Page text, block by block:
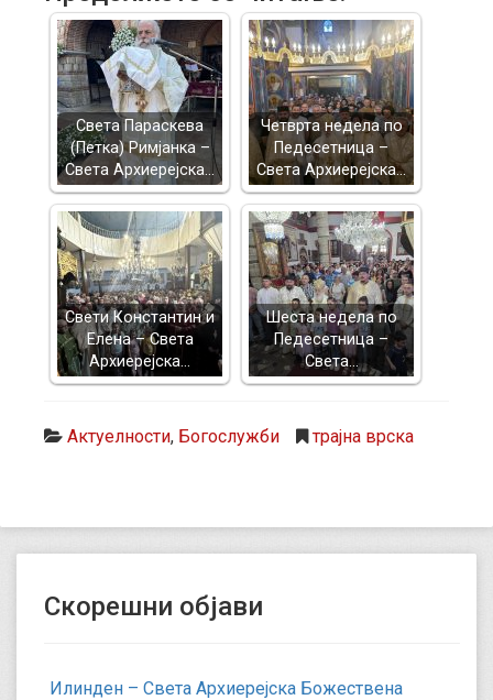
Света Параскева
(Петка) Римјанка –
Света Архиерејска…
Четврта недела по
Педесетница –
Света Архиерејска…
Свети Константин и
Елена – Света
Архиерејска…
Шеста недела по
Педесетница –
Света…
Актуелности, Богослужби трајна врска
Скорешни објави
Илинден – Света Архиерејска Божествена